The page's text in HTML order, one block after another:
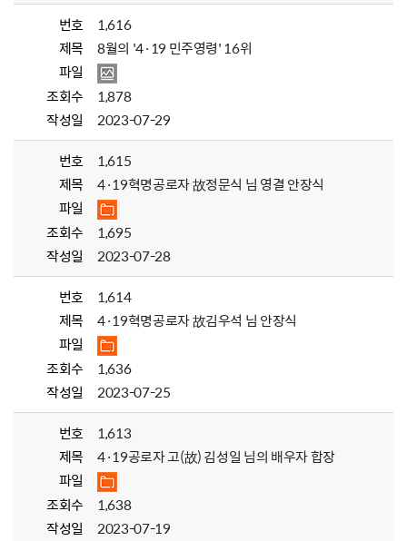
번호
1,616
제목
8월의 '4·19 민주영령' 16위
파일
조회수
1,878
작성일
2023-07-29
번호
1,615
제목
4·19혁명공로자 故정문식 님 영결 안장식
파일
조회수
1,695
작성일
2023-07-28
번호
1,614
제목
4·19혁명공로자 故김우석 님 안장식
파일
조회수
1,636
작성일
2023-07-25
번호
1,613
제목
4·19공로자 고(故) 김성일 님의 배우자 합장
파일
조회수
1,638
작성일
2023-07-19